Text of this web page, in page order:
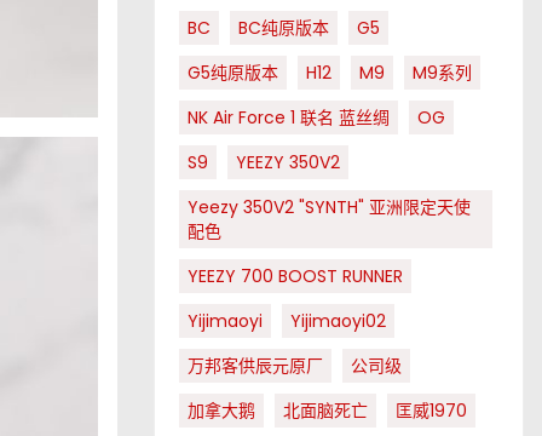
BC BC纯原版本
G5
G5纯原版本
H12 M9
M9系列
NK Air Force 1 联名 蓝丝绸
OG
S9
YEEZY 350V2
Yeezy 350V2 "SYNTH" 亚洲限定天使
配色
YEEZY 700 BOOST RUNNER
Yijimaoyi
Yijimaoyi02
万邦客供辰元原厂
公司级
加拿大鹅
北面脑死亡
匡威1970